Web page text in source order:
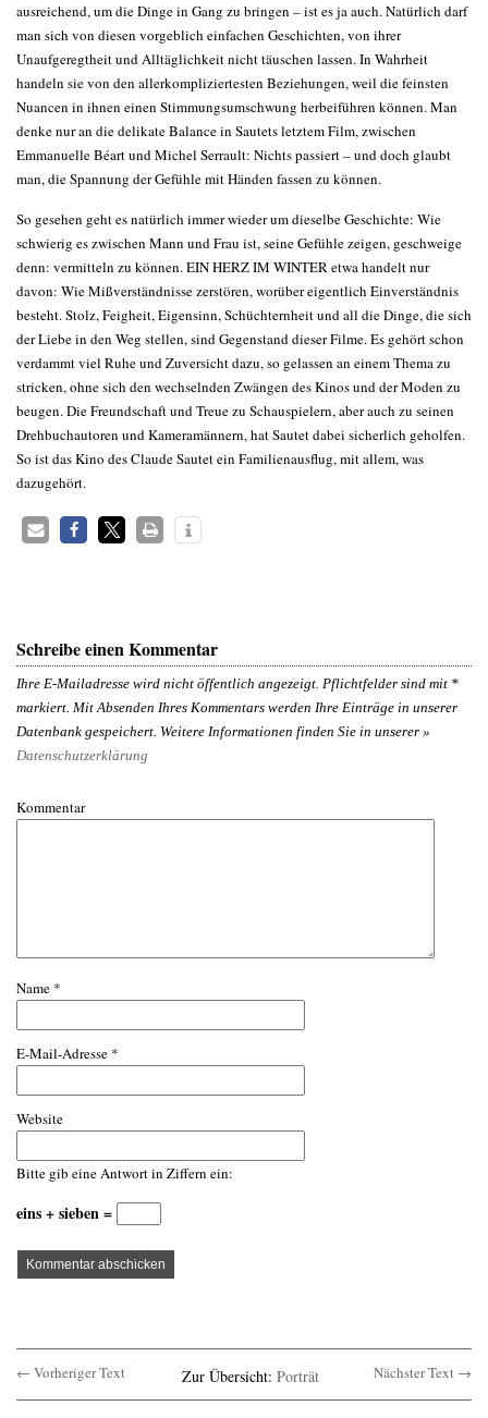
ausreichend, um die Dinge in Gang zu bringen – ist es ja auch. Natürlich darf
man sich von diesen vorgeblich einfachen Geschichten, von ihrer
Unaufgeregtheit und Alltäglichkeit nicht täuschen lassen. In Wahrheit
handeln sie von den allerkompliziertesten Beziehungen, weil die feinsten
Nuancen in ihnen einen Stimmungsumschwung herbeiführen können. Man
denke nur an die delikate Balance in Sautets letztem Film, zwischen
Emmanuelle Béart und Michel Serrault: Nichts passiert – und doch glaubt
man, die Spannung der Gefühle mit Händen fassen zu können.
So gesehen geht es natürlich immer wieder um dieselbe Geschichte: Wie
schwierig es zwischen Mann und Frau ist, seine Gefühle zeigen, geschweige
denn: vermitteln zu können. EIN HERZ IM WINTER etwa handelt nur
davon: Wie Mißverständnisse zerstören, worüber eigentlich Einverständnis
besteht. Stolz, Feigheit, Eigensinn, Schüchternheit und all die Dinge, die sich
der Liebe in den Weg stellen, sind Gegenstand dieser Filme. Es gehört schon
verdammt viel Ruhe und Zuversicht dazu, so gelassen an einem Thema zu
stricken, ohne sich den wechselnden Zwängen des Kinos und der Moden zu
beugen. Die Freundschaft und Treue zu Schauspielern, aber auch zu seinen
Drehbuchautoren und Kameramännern, hat Sautet dabei sicherlich geholfen.
So ist das Kino des Claude Sautet ein Familienausflug, mit allem, was
dazugehört.
Schreibe einen Kommentar
Ihre E-Mailadresse wird nicht öffentlich angezeigt. Pflichtfelder sind mit *
markiert. Mit Absenden Ihres Kommentars werden Ihre Einträge in unserer
Datenbank gespeichert. Weitere Informationen finden Sie in unserer »
Datenschutzerklärung
Kommentar
Name *
E-Mail-Adresse *
Website
Bitte gib eine Antwort in Ziffern ein:
eins + sieben =
← Vorheriger Text Zur Übersicht: Porträt Nächster Text →